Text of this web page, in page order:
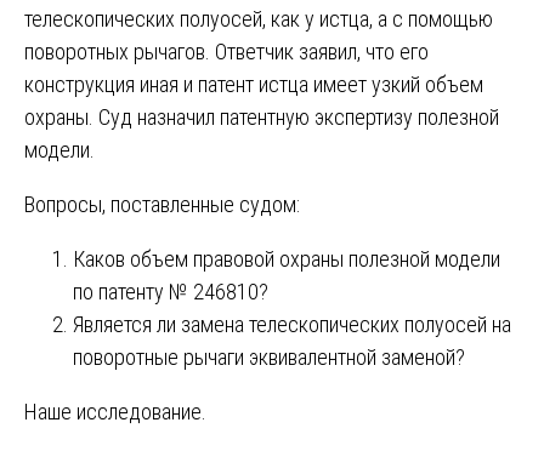
телескопических полуосей, как у истца, а с помощью
поворотных рычагов. Ответчик заявил, что его
конструкция иная и патент истца имеет узкий объем
охраны. Суд назначил патентную экспертизу полезной
модели.
Вопросы, поставленные судом:
Каков объем правовой охраны полезной модели
по патенту № 246810?
Является ли замена телескопических полуосей на
поворотные рычаги эквивалентной заменой?
Наше исследование.